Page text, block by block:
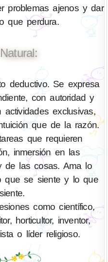
problemas ajenos y dar
que perdura.
deductivo. Se expresa
con autoridad y
actividades exclusivas,
que de la razón.
que requieren
inmersión en las
de las cosas. Ama lo
que se siente y lo que
como científico,
horticultor, inventor,
o líder religioso.